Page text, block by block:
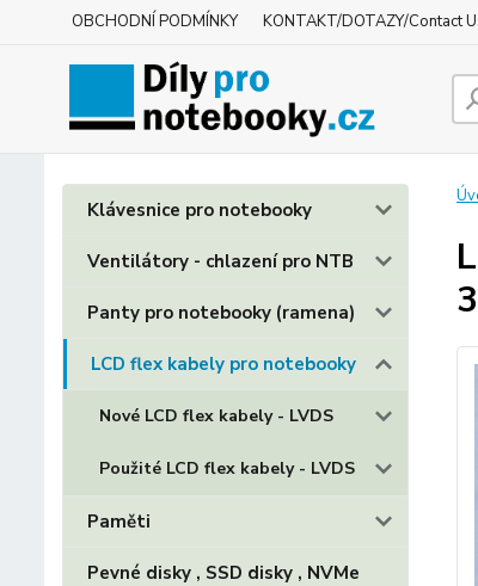
OBCHODNÍ PODMÍNKY KONTAKT/DOTAZY/Contact
Klávesnice pro notebooky
Ventilátory - chlazení pro NTB
Panty pro notebooky (ramena)
LCD flex kabely pro notebooky
Nové LCD flex kabely - LVDS
Použité LCD flex kabely - LVDS
Paměti
Pevné disky , SSD disky , NVMe